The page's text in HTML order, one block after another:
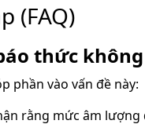
(FAQ)
thức
phần vào vấn đề này:
rằng mức âm